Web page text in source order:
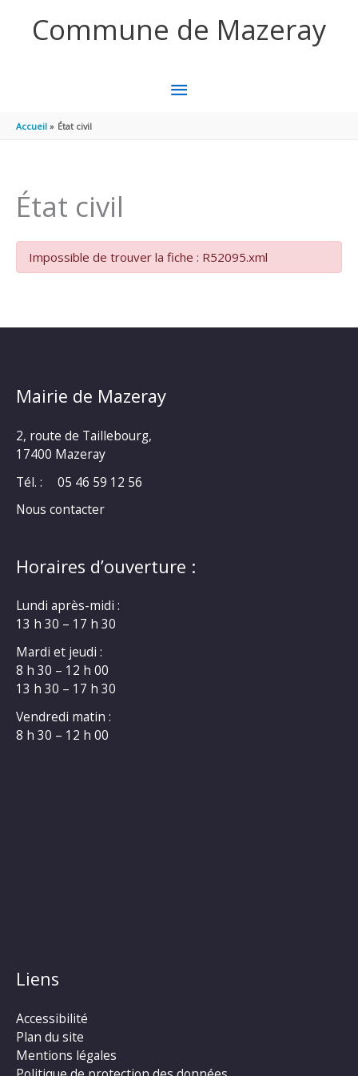
Commune de Mazeray
MENU
Accueil État civil
État civil
Impossible de trouver la fiche : R52095.xml
Mairie de Mazeray
2, route de Taillebourg,
17400 Mazeray
Tél. :
05 46 59 12 56
Nous contacter
Horaires d’ouverture :
Lundi après-midi :
13 h 30 – 17 h 30
Mardi et jeudi :
8 h 30 – 12 h 00
13 h 30 – 17 h 30
Vendredi matin :
8 h 30 – 12 h 00
Liens
Accessibilité
Plan du site
Mentions légales